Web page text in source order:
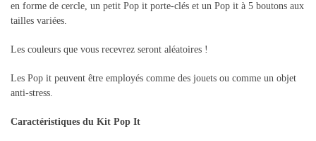
en forme de cercle, un petit Pop it porte-clés et un Pop it à 5 boutons aux
tailles variées.
Les couleurs que vous recevrez seront aléatoires !
Les Pop it peuvent être employés comme des jouets ou comme un objet
anti-stress.
Caractéristiques du Kit Pop It